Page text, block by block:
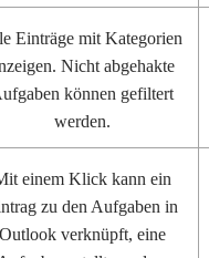
Einträge mit Kategorien
Nicht abgehakte
können gefiltert
werden.
einem Klick kann ein
zu den Aufgaben in
Outlook verknüpft, eine